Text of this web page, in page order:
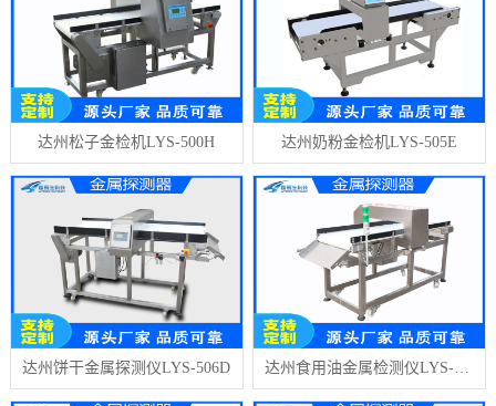
达州松子金检机LYS-500H 达州奶粉金检机LYS-505E
达州饼干金属探测仪LYS-506D 达州食用油金属检测仪LYS-550H